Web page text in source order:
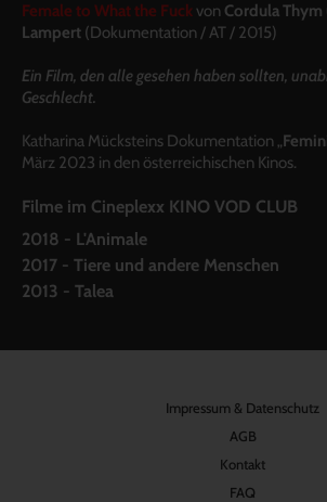
Female to What the Fuck von Cordula Thym
Lampert (Dokumentation /AT / 2015)
Ein Film, den alle gesehen haben sollten,
Geschlecht.
Katharina Mücksteins Dokumentation „
März 2023 in den österreichischen Kinos.
Filme im Cineplexx KINO VOD CLUB
2018 - L'Animale
2017 - Tiere und andere Menschen
2013 - Talea
Impressum & Datenschutz
AGB
Kontakt
FAQ